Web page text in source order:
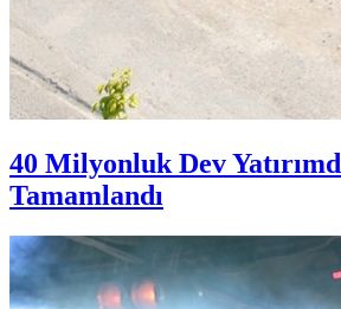
40 Milyonluk Dev
Tamamlandı